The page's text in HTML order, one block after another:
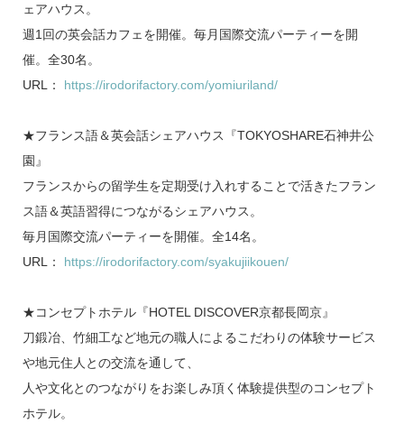
ェアハウス。
週1回の英会話カフェを開催。毎月国際交流パーティーを開
催。全30名。
URL： https://irodorifactory.com/yomiuriland/
★フランス語＆英会話シェアハウス『TOKYOSHARE石神井公
園』
フランスからの留学生を定期受け入れすることで活きたフラン
ス語＆英語習得につながるシェアハウス。
毎月国際交流パーティーを開催。全14名。
URL： https://irodorifactory.com/syakujiikouen/
★コンセプトホテル『HOTEL DISCOVER京都長岡京』
刀鍛冶、竹細工など地元の職人によるこだわりの体験サービス
や地元住人との交流を通して、
人や文化とのつながりをお楽しみ頂く体験提供型のコンセプト
ホテル。